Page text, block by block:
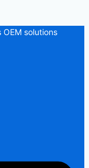
solutions